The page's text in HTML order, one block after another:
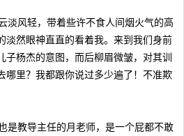
风轻，带着些许不食人间烟火气的高
淡然眼神直直的看着我。来到我们身前
子杨杰的意图，而后柳眉微皱，对其训
哪里？我都跟你说过多少遍了！不准欺
教导主任的月老师，是一个屁都不敢